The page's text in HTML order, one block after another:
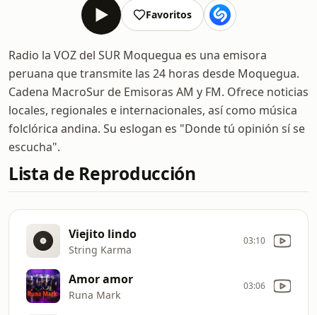
Favoritos
Radio la VOZ del SUR Moquegua es una emisora
peruana que transmite las 24 horas desde Moquegua.
Cadena MacroSur de Emisoras AM y FM. Ofrece noticias
locales, regionales e internacionales, así como música
folclórica andina. Su eslogan es "Donde tú opinión sí se
escucha".
Lista de Reproducción
Viejito lindo
String Karma
03:10
Amor amor
Runa Mark
03:06